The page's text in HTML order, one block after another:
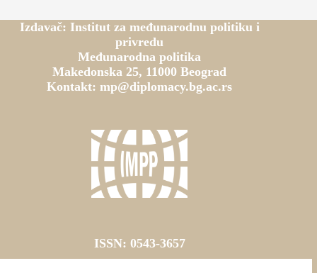
Izdavač: Institut za međunarodnu politiku i
privredu
Međunarodna politika
Makedonska 25, 11000 Beograd
Kontakt: mp@diplomacy.bg.ac.rs
ISSN: 0543-3657